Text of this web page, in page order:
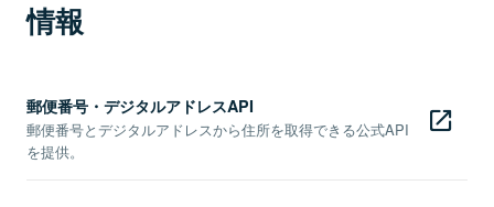
情報
郵便番号・デジタルアドレスAPI
郵便番号とデジタルアドレスから住所を取得できる公式API
を提供。